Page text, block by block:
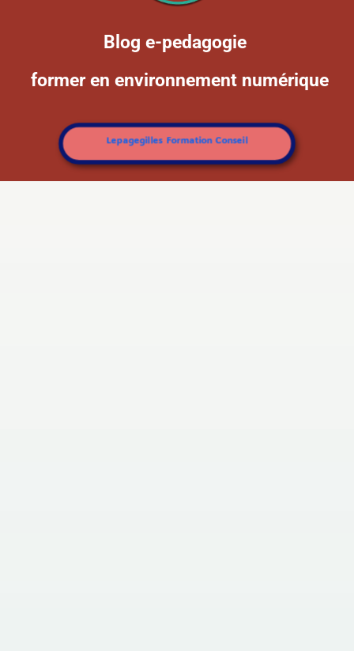
Blog e-pedagogie
former en environnement numérique
Lepagegilles Formation Conseil